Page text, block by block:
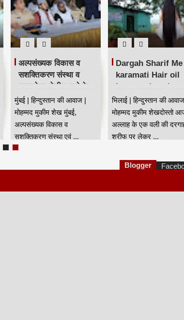
अल्पसंख्यक विकास व
सशक्तिकरण संस्था व
घाटकोपर पोलीस ठाणे के
संयुक्त तत्वावधान में नशा
मुक्ति अभियान
मुंबई | हिन्दुस्तान की आवाज |
मोहम्मद मुकीम शेख मुंबई,
अल्पसंख्यक विकास व
सशक्तिकरण संस्था एवं ...
Dargah Sharif Me
karamati Hair oil
karamat jaan kar
sab hairan | दरगाह
शरीफ में करामाती बालो
तेल😍
भिलाई | हिन्दुस्तान की
मोहम्मद मुकीम शेखदोस्तो
अल्लाह के एक वली की
शरीफ पर लेकर ...
Blogger